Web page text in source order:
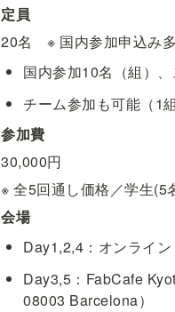
定員
20名　※ 国内参加申込み
国内参加10名（組）、
チーム参加も可能（1
参加費
30,000円
※ 全5回通し価格／学生
会場
Day1,2,4：オンライン
Day3,5：FabCafe
08003 Barcelona）